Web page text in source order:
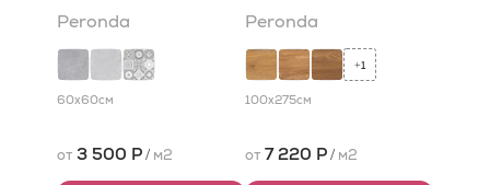
Peronda
60x60см
от 3 500 Р/ м2
Peronda
+1
100x275см
от 7 220 Р/ м2